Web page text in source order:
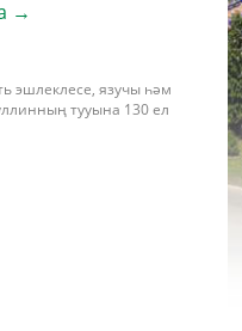
→